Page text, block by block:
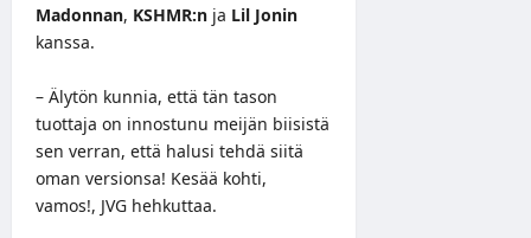
Madonnan, KSHMR:n ja Lil Jonin
kanssa.
– Älytön kunnia, että tän tason
tuottaja on innostunu meijän biisistä
sen verran, että halusi tehdä siitä
oman versionsa! Kesää kohti,
vamos!, JVG hehkuttaa.